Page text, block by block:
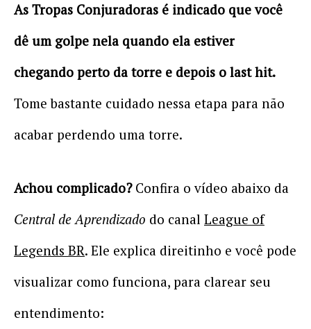
As Tropas Conjuradoras é indicado que você
dê um golpe nela quando ela estiver
chegando perto da torre e depois o last hit.
Tome bastante cuidado nessa etapa para não
acabar perdendo uma torre.
Achou complicado?Confira o vídeo abaixo da
Central de Aprendizado do canal League of
Legends BR. Ele explica direitinho e você pode
visualizar como funciona, para clarear seu
entendimento: